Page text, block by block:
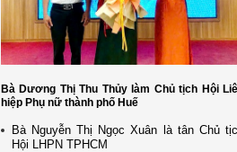
Bà Dương Thị Thu Thủy làm Chủ tịch Hội
hiệp Phụ nữ thành phố Huế
Bà Nguyễn Thị Ngọc Xuân là tân Chủ
Hội LHPN TPHCM